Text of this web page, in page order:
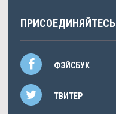
ПРИСОЕДИНЯЙТЕСЬ
ФЭЙСБУК
ТВИТЕР